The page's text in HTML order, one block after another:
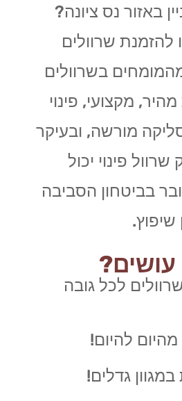
באזור נס ציונה?
שרוולים
בשרוולים
מקצועי, פינוי
מורשה, ובעיקר
פינוי יכול
בביטחון הסביבה
שיפוץ.
לכל גובה
להיום!
גדלים!